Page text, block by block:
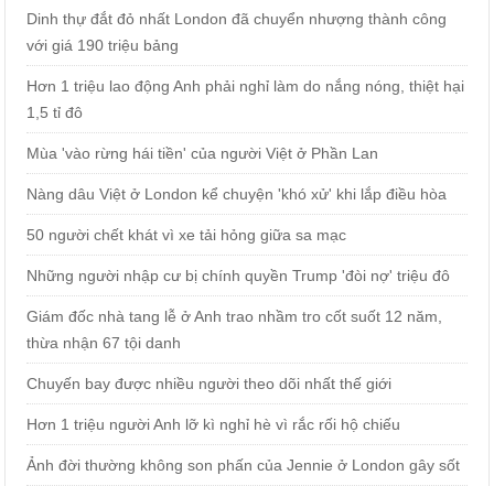
Dinh thự đắt đỏ nhất London đã chuyển nhượng thành công
với giá 190 triệu bảng
Hơn 1 triệu lao động Anh phải nghỉ làm do nắng nóng, thiệt hại
1,5 tỉ đô
Mùa 'vào rừng hái tiền' của người Việt ở Phần Lan
Nàng dâu Việt ở London kể chuyện 'khó xử' khi lắp điều hòa
50 người chết khát vì xe tải hỏng giữa sa mạc
Những người nhập cư bị chính quyền Trump 'đòi nợ' triệu đô
Giám đốc nhà tang lễ ở Anh trao nhầm tro cốt suốt 12 năm,
thừa nhận 67 tội danh
Chuyến bay được nhiều người theo dõi nhất thế giới
Hơn 1 triệu người Anh lỡ kì nghỉ hè vì rắc rối hộ chiếu
Ảnh đời thường không son phấn của Jennie ở London gây sốt